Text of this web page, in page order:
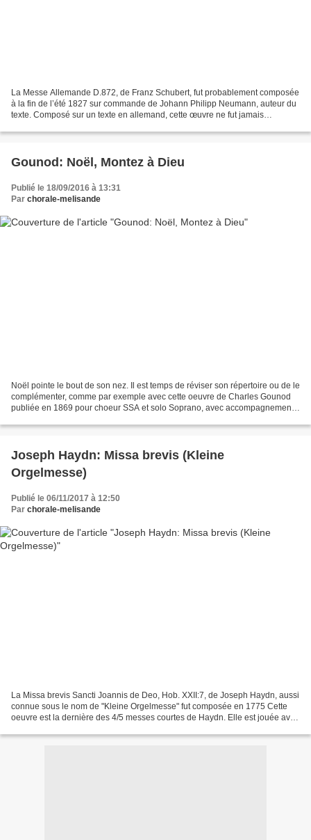
La Messe Allemande D.872, de Franz Schubert, fut probablement composée
à la fin de l’été 1827 sur commande de Johann Philipp Neumann, auteur du
texte. Composé sur un texte en allemand, cette œuvre ne fut jamais
Gounod: Noël, Montez à Dieu
Publié le 18/09/2016 à 13:31
Par chorale-melisande
Noël pointe le bout de son nez. Il est temps de réviser son répertoire ou de le
complémenter, comme par exemple avec cette oeuvre de Charles Gounod
publiée en 1869 pour choeur SSA et solo Soprano, avec accompagnement
Joseph Haydn: Missa brevis (Kleine
Orgelmesse)
Publié le 06/11/2017 à 12:50
Par chorale-melisande
La Missa brevis Sancti Joannis de Deo, Hob. XXII:7, de Joseph Haydn, aussi
connue sous le nom de "Kleine Orgelmesse" fut composée en 1775 Cette
oeuvre est la dernière des 4/5 messes courtes de Haydn. Elle est jouée avec